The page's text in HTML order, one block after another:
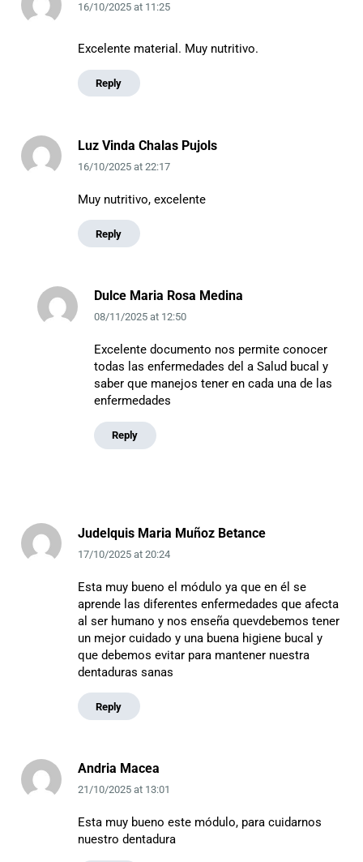
16/10/2025at 11:25
Excelente material. Muy nutritivo.
Reply
Luz Vinda Chalas Pujols
16/10/2025at 22:17
Muy nutritivo, excelente
Reply
Dulce Maria Rosa Medina
08/11/2025at 12:50
Excelente documento nos permite conocer
todas las enfermedades del a Salud bucal y
saber que manejos tener en cada una de las
enfermedades
Reply
Judelquis Maria Muñoz Betance
17/10/2025at 20:24
Esta muy bueno el módulo ya que en él se
aprende las diferentes enfermedades que afecta
al ser humano y nos enseña quevdebemos tener
un mejor cuidado y una buena higiene bucal y
que debemos evitar para mantener nuestra
dentaduras sanas
Reply
Andria Macea
21/10/2025at 13:01
Esta muy bueno este módulo, para cuidarnos
nuestro dentadura